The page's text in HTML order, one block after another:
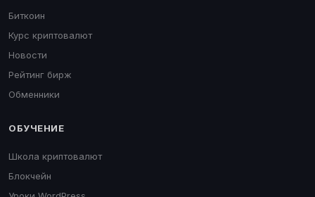
Биткоин
Курс криптовалют
Новости
Рейтинг бирж
Обменники
ОБУЧЕНИЕ
Школа криптовалют
Блокчейн